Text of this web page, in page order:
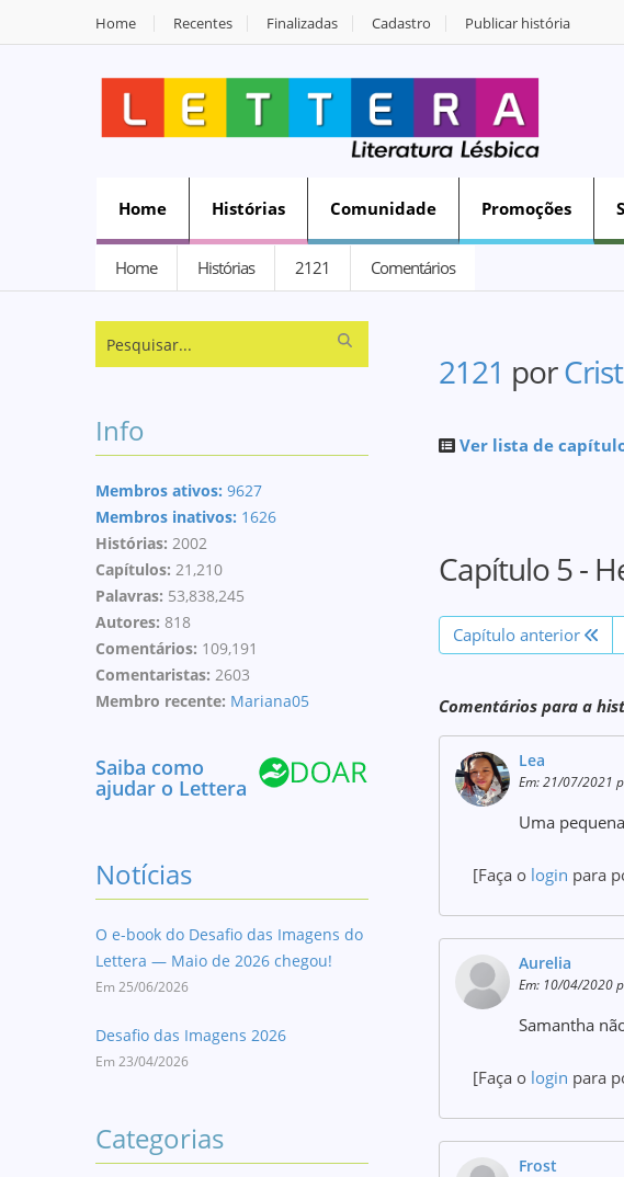
Home Recentes Finalizadas Cadastro Publicar história
Home Histórias Comunidade Promoções
Home Histórias 2121 Comentários
Info
Membros ativos: 9627
Membros inativos: 1626
Histórias: 2002
Capítulos: 21,210
Palavras: 53,838,245
Autores: 818
Comentários: 109,191
Comentaristas: 2603
Membro recente: Mariana05
Saiba como
ajudar o Lettera
Notícias
O e-book do Desafio das Imagens do
Lettera — Maio de 2026 chegou!
Em 25/06/2026
Desafio das Imagens 2026
Em 23/04/2026
Categorias
2121 por
Ver lista de
Capítulo 5 -
Capítulo anterior
Comentários para a
Lea
Em: 21/07/2021
Uma
[Faça o login para
Aurelia
Em: 10/04/2020
Samantha
[Faça o login para
Frost